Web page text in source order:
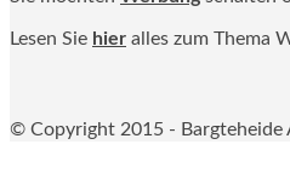
Lesen Sie hier alles zum Thema
© Copyright 2015 - Bargteheide